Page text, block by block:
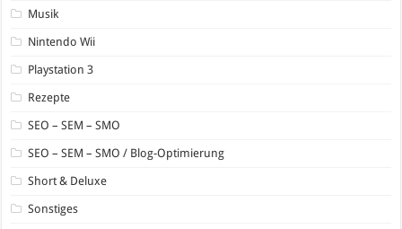
Musik
Nintendo Wii
Playstation 3
Rezepte
SEO – SEM – SMO
SEO – SEM – SMO / Blog-Optimierung
Short & Deluxe
Sonstiges